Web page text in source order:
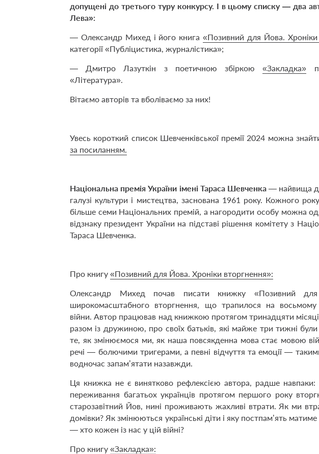
допущені до третього туру конкурсу. І в цьому списку — два
Лева»:
— Олександр Михед і його книга «Позивний для Йова. Хроніки
категорії «Публіцистика, журналістика»;
— Дмитро Лазуткін з поетичною збіркою«Закладка»
«Література».
Вітаємо авторів та вболіваємо за них!
Увесь короткий список Шевченківської премії 2024 можна
за посиланням.
Національна премія України імені Тараса Шевченка— найвища
галузі культури і мистецтва, заснована 1961 року. Кожного
більше семи Національних премій, а нагородити особу можна
відзнаку президент України на підставі рішення комітету з
Тараса Шевченка.
Про книгу «Позивний для Йова. Хроніки вторгнення»:
Олександр Михед почав писати книжку «Позивний
широкомасштабного вторгнення, що трапилося на восьмому
війни. Автор працював над книжкою протягом тринадцяти
разом із дружиною, про своїх батьків, які майже три тижні були
те, як змінюємося ми, як наша повсякденна мова стає мовою
речі — ​болючими тригерами, а певні відчуття та емоції —
водночас запам’ятати назавжди.
Ця книжка не є винятково рефлексією автора, радше навпаки:
переживання багатьох українців протягом першого року
старозавітний Йов, нині проживають жахливі втрати. Як ми
домівки? Як змінюються українські діти і яку постпам’ять
— ​хто кожен із нас у цій війні?
Про книгу «Закладка»: